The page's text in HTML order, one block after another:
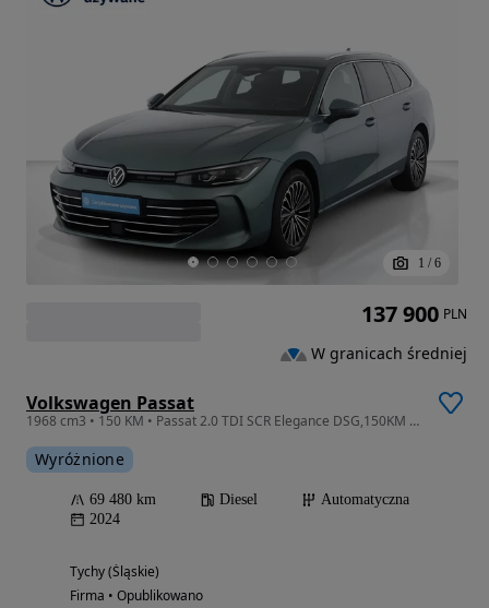
1 / 6
Volkswagen Passat
1968 cm3 • 150 KM • Passat 2.0 TDI SCR Elegance DSG,150KM fv23%vat
Wyróżnione
69 480 km Diesel
Automatyczna
2024
Tychy (Śląskie)
Firma • Opublikowano
137 900 PLN
W granicach średniej